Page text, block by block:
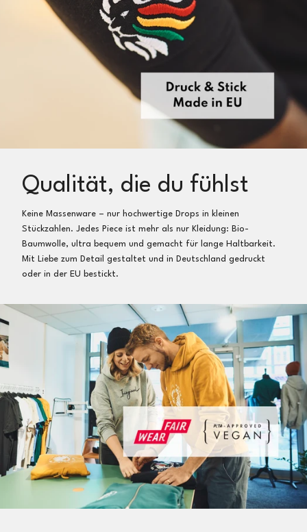
Qualität, die du fühlst
Keine Massenware – nur hochwertige Drops in kleinen
Stückzahlen. Jedes Piece ist mehr als nur Kleidung: Bio-
Baumwolle, ultra bequem und gemacht für lange Haltbarkeit.
Mit Liebe zum Detail gestaltet und in Deutschland gedruckt
oder in der EU bestickt.